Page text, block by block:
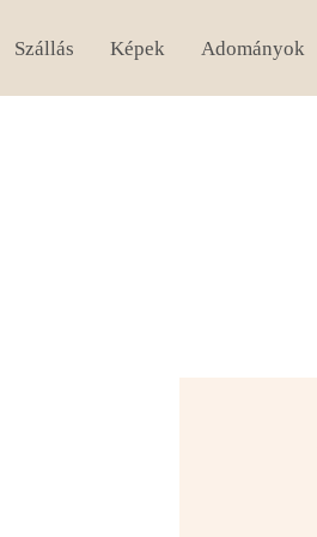
Szállás Képek Adományok